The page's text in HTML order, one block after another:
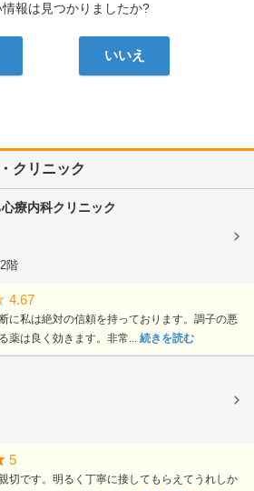
報は見つかりましたか?
いいえ
クリニック
療内科クリニック
階
4.67
に私は絶対の信頼を持っております。調子の悪
薬は良く効きます。非常... 続きを読む
5
切です。明るく丁寧に接してもらえてうれしか